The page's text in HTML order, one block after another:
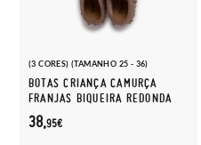
(3 CORES) (TAMANHO 25 - 36)
BOTAS CRIANÇA CAMURÇA
FRANJAS BIQUEIRA REDONDA
38,95€